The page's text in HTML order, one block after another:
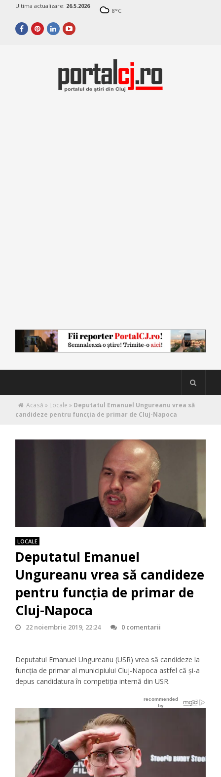
Ultima actualizare: 26.5.2026
8°C
Acasă » Locale » Deputatul Emanuel Ungureanu vrea să
candideze pentru funcția de primar de Cluj-Napoca
LOCALE
Deputatul Emanuel
Ungureanu vrea să candideze
pentru funcția de primar de
Cluj-Napoca
22 noiembrie 2019, 22:24 0 comentarii
Deputatul Emanuel Ungureanu (USR) vrea să candideze la
funcția de primar al municipiului Cluj-Napoca astfel că și-a
depus candidatura în competiția internă din USR.